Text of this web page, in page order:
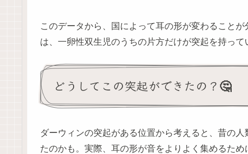
このデータから、国によって耳の形が変わること
は、一卵性双生児のうちの片方だけが突起を持って
どうしてこの突起ができたの？🤔
ダーウィンの突起がある位置から考えると、昔の人
たのかも。実際、耳の形が音をよりよく集めるため